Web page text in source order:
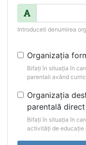
Introduceti denumirea
Organizația
Bifați în situația în
parentali având
Organizația
parentală
Bifați în situația în
activități de educație